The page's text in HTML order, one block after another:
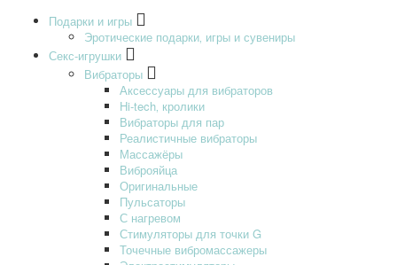
Подарки и игры
Эротические подарки‚ игры и сувениры
Секс-игрушки
Вибраторы
Аксессуары для вибраторов
Hi-tech‚ кролики
Вибраторы для пар
Реалистичные вибраторы
Массажёры
Виброяйца
Оригинальные
Пульсаторы
С нагревом
Стимуляторы для точки G
Точечные вибромассажеры